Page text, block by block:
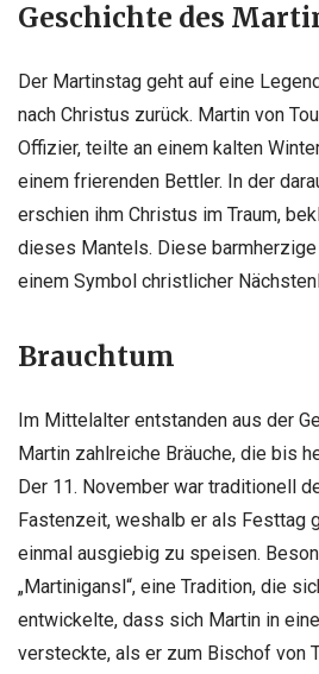
Geschichte des
Der Martinstag geht auf eine
nach Christus zurück. Martin von
Offizier, teilte an einem kalten
einem frierenden Bettler. In der
erschien ihm Christus im Traum,
dieses Mantels. Diese
einem Symbol christlicher
Brauchtum
Im Mittelalter entstanden aus der
Martin zahlreiche Bräuche, die bis
Der 11. November war traditionell
Fastenzeit, weshalb er als Festtag
einmal ausgiebig zu speisen.
„Martinigansl“, eine Tradition, die
entwickelte, dass sich Martin in
versteckte, als er zum Bischof von